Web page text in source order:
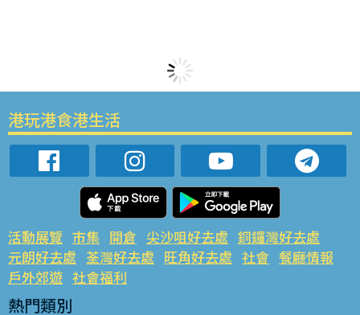
港玩港食港生活
活動展覽 市集 開倉 尖沙咀好去處 銅鑼灣好去處
元朗好去處 荃灣好去處 旺角好去處 社會 餐廳情報
戶外郊遊 社會福利
熱門類別